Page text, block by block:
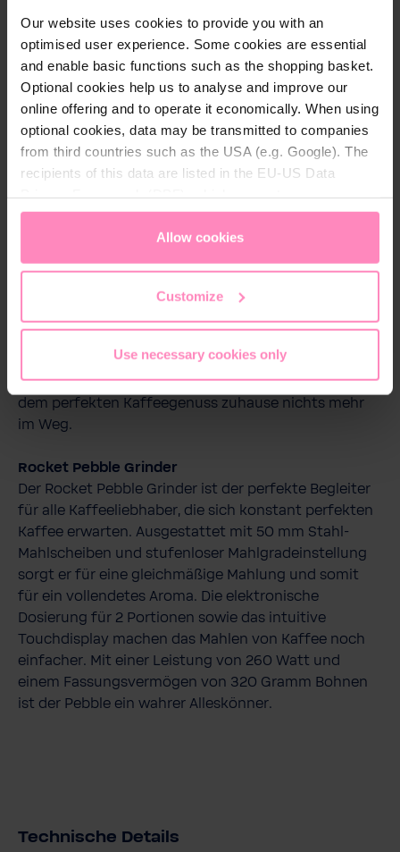
Our website uses cookies to provide you with an
optimised user experience. Some cookies are essential
and enable basic functions such as the shopping basket.
Optional cookies help us to analyse and improve our
online offering and to operate it economically. When using
optional cookies, data may be transmitted to companies
from third countries such as the USA (e.g. Google). The
recipients of this data are listed in the EU-US Data
appropriate level of data protection. You canaccept all
only allow necessary cookies
access and change your chosen setting at any time in
Allow cookies
Customize
Use necessary cookies only
Beschreibung
Stone Mine
Die Stone Mine Espressomaschine besticht durch ihr
kompaktes design kombiniert hochqualitativer
Verarbeitung. Die Maschine besteht zur Gänze aus
Metall, was für die optimale Temperaturstabilität und
Mit einer schnellen Aufheizzeit von nur 10 Minuten
sind Sie ohne lange Wartezeit bereit für perfekten
Coupling-Systems ist es besonders einfach und
schnell, die Slabs auszutauschen. Egal ob Sie
umziehen oder Ihre Einrichtung ändern, die Stone
Handumdrehen anpassen. In Kombination mit
bestem BWT Magnesium Mineralized Wasser steht
dem perfekten Kaffeegenuss zuhause nichts mehr
im Weg.
Rocket Pebble Grinder
Der Rocket Pebble Grinder ist der perfekte Begleiter
für alle Kaffeeliebhaber, die sich konstant perfekten
Kaffee erwarten. Ausgestattet mit 50 mm Stahl-
Mahlscheiben und stufenloser Mahlgradeinstellung
sorgt er für eine gleichmäßige Mahlung und somit
für ein vollendetes Aroma. Die elektronische
Dosierung für 2 Portionen sowie das intuitive
Touchdisplay machen das Mahlen von Kaffee noch
einfacher. Mit einer Leistung von 260 Watt und
einem Fassungsvermögen von 320 Gramm Bohnen
ist der Pebble ein wahrer Alleskönner.
Technische Details